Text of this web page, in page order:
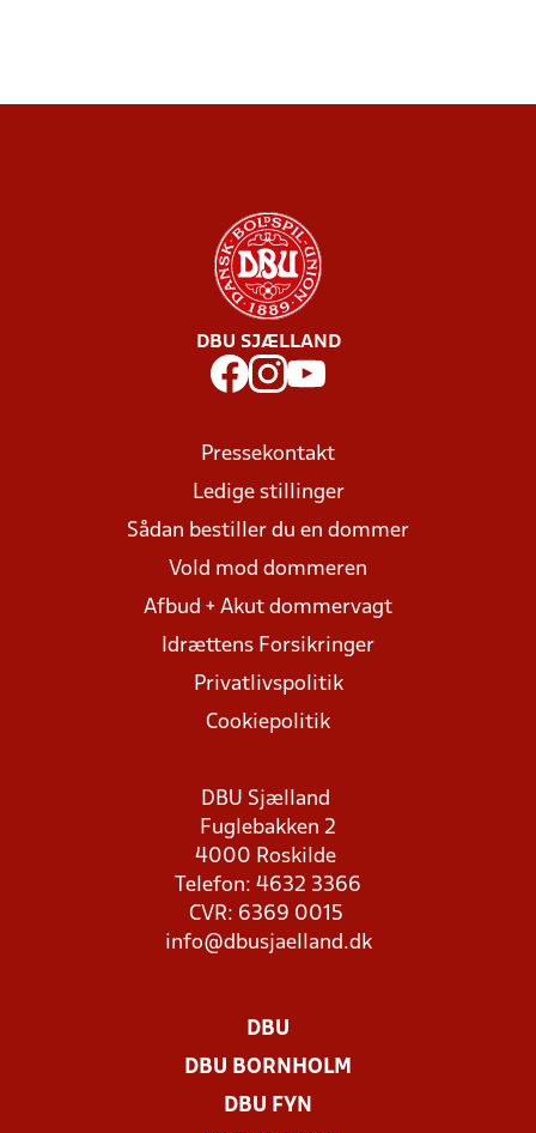
DBU SJÆLLAND
Pressekontakt
Ledige stillinger
Sådan bestiller du en dommer
Vold mod dommeren
Afbud + Akut dommervagt
Idrættens Forsikringer
Privatlivspolitik
Cookiepolitik
DBU Sjælland
Fuglebakken 2
4000 Roskilde
Telefon: 4632 3366
CVR: 6369 0015
info@dbusjaelland.dk
DBU
DBU BORNHOLM
DBU FYN